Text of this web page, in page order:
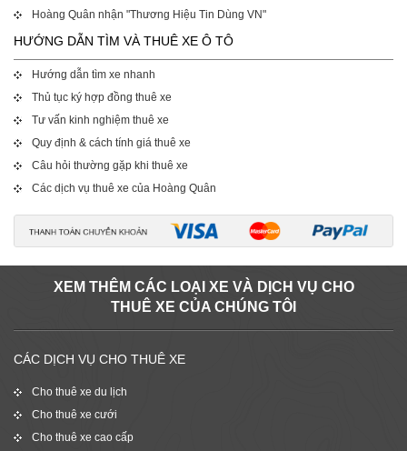
Hoàng Quân nhận "Thương Hiệu Tin Dùng VN"
HƯỚNG DẪN TÌM VÀ THUÊ XE Ô TÔ
Hướng dẫn tìm xe nhanh
Thủ tục ký hợp đồng thuê xe
Tư vấn kinh nghiệm thuê xe
Quy định & cách tính giá thuê xe
Câu hỏi thường gặp khi thuê xe
Các dịch vụ thuê xe của Hoàng Quân
XEM THÊM CÁC LOẠI XE VÀ DỊCH VỤ CHO
THUÊ XE CỦA CHÚNG TÔI
CÁC DỊCH VỤ CHO THUÊ XE
Cho thuê xe du lịch
Cho thuê xe cưới
Cho thuê xe cao cấp